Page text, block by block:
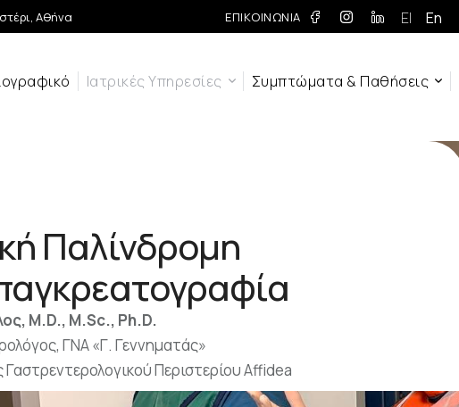
Αθήνα ΕΠΙΚΟΙΝΩΝΙΑ El En
Ιατρικές Υπηρεσίες Συμπτώματα & Παθήσεις
Παλίνδρομη
M.D., M.Sc., Ph.D.
ΓΝΑ «Γ. Γεννηματάς»
Περιστερίου Affidea